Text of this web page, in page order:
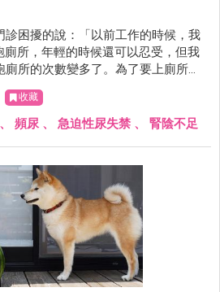
診困擾的說：「以前工作的時候，我
所，年輕的時候還可以忍受，但我
所的次數變多了。為了要上廁所，
都沒辦法常常跟朋友或小孩出門玩
沒有辦法？！」經問診，看舌脈，辨
，開立中藥和針灸後，李小姐跑廁
收藏
、 頻尿 、 急迫性尿失禁 、 腎陰不足